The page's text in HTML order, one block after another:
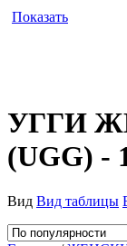
Показать
УГГИ
(UGG) -
Вид Вид таблицы